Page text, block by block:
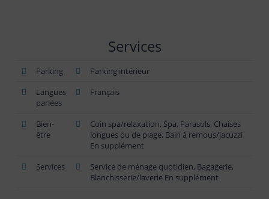
Services
Parking
Parking intérieur
Langues
parlées
Français
Bien-
être
Coin spa/relaxation, Spa, Parasols, Chaises
longues ou de plage, Bain à remous/jacuzzi
En supplément
Services
Service de ménage quotidien, Bagagerie,
Blanchisserie/laverie En supplément